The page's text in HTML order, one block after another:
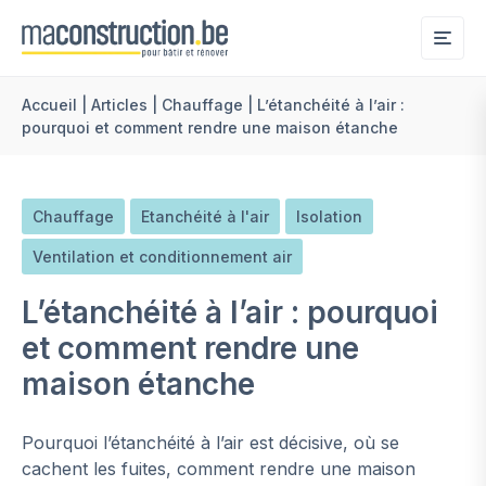
Accueil Articles Chauffage
L’étanchéité à l’air :
pourquoi et comment rendre une maison étanche
Chauffage Etanchéité à l'air Isolation
Ventilation et conditionnement air
L’étanchéité à l’air : pourquoi
et comment rendre une
maison étanche
Pourquoi l’étanchéité à l’air est décisive, où se
cachent les fuites, comment rendre une maison